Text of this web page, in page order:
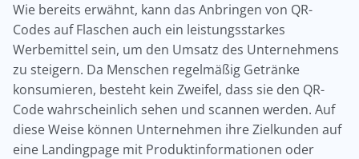
Wie bereits erwähnt, kann das Anbringen von QR-
Codes auf Flaschen auch ein leistungsstarkes
Werbemittel sein, um den Umsatz des Unternehmens
zu steigern. Da Menschen regelmäßig Getränke
konsumieren, besteht kein Zweifel, dass sie den QR-
Code wahrscheinlich sehen und scannen werden. Auf
diese Weise können Unternehmen ihre Zielkunden auf
eine Landingpage mit Produktinformationen oder